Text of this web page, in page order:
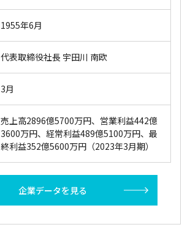
1955年6月
代表取締役社長 宇田川 南欧
3月
売上高2896億5700万円、営業利益442億
3600万円、経常利益489億5100万円、最
終利益352億5600万円（2023年3月期）
企業データを見る